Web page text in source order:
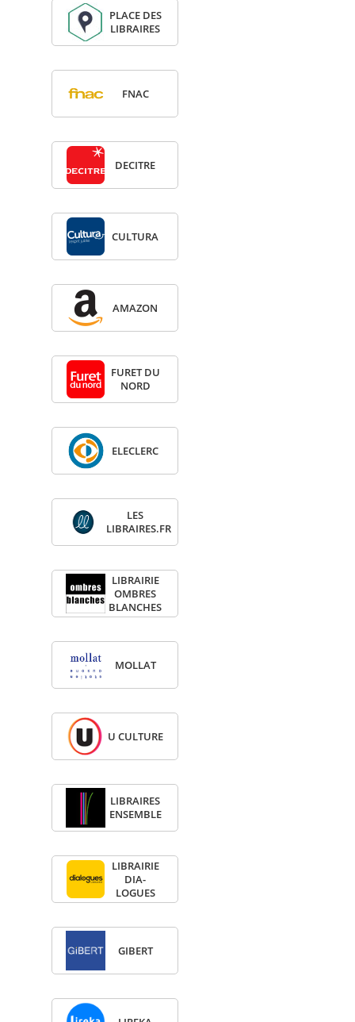
PLACE DES
LIBRAIRES
FNAC
DECITRE
CULTURA
AMA­ZON
FURET DU
NORD
ELE­CLERC
LES
LIBRAIRES.FR
LIBRAI­RIE
OMBRES
BLANCHES
MOL­LAT
U CULTURE
LIBRAIRES
ENSEMBLE
LIBRAI­RIE
DIA­
LOGUES
GIBERT